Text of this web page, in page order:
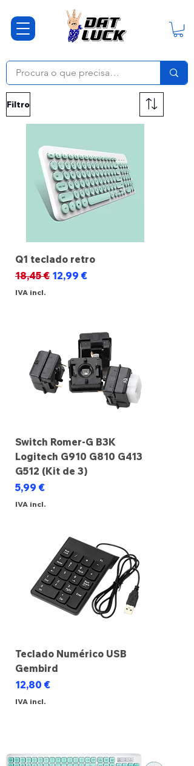
Filtro
Q1 teclado retro
Preço normal
18,45 € Preço promocional
12,99 €
IVA incl.
Switch Romer-G B3K
Logitech G910 G810 G413
G512 (Kit de 3)
Preço
5,99 €
IVA incl.
Teclado Numérico USB
Gembird
Preço
12,80 €
IVA incl.